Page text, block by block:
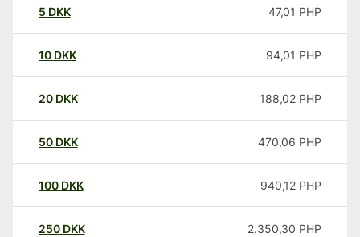
5 DKK 47,01 PHP
10 DKK 94,01 PHP
20 DKK 188,02 PHP
50 DKK 470,06 PHP
100 DKK 940,12 PHP
250 DKK 2.350,30 PHP